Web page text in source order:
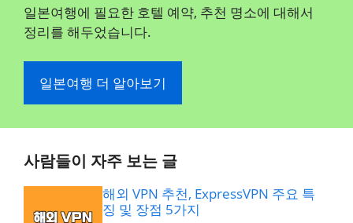
일본여행에 필요한 호텔 예약, 추천 명소에 대해서
정리를 해두었습니다.
일본여행 더 알아보기
사람들이 자주 보는 글
해외 VPN 추천, ExpressVPN 주요 특
징 및 장점 5가지